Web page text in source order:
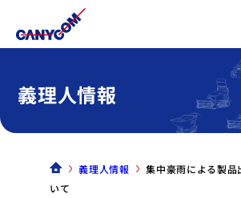
義理人情報
義理人情報
集中豪雨による製品
いて